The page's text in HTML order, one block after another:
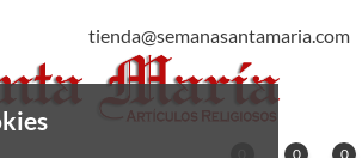
tienda@semanasantamaria.com
0 0